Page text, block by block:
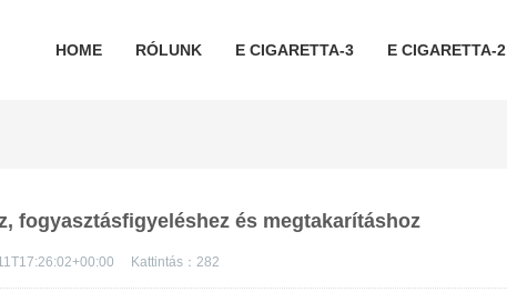
HOME RÓLUNK E CIGARETTA-3 E CIGARETTA-2
fogyasztásfigyeléshez és megtakarításhoz
Kattintás： 282